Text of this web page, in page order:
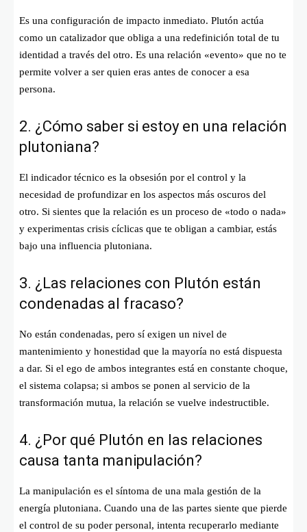
Es una configuración de impacto inmediato. Plutón actúa
como un catalizador que obliga a una redefinición total de tu
identidad a través del otro. Es una relación «evento» que no te
permite volver a ser quien eras antes de conocer a esa
persona.
2. ¿Cómo saber si estoy en una relación
plutoniana?
El indicador técnico es la obsesión por el control y la
necesidad de profundizar en los aspectos más oscuros del
otro. Si sientes que la relación es un proceso de «todo o nada»
y experimentas crisis cíclicas que te obligan a cambiar, estás
bajo una influencia plutoniana.
3. ¿Las relaciones con Plutón están
condenadas al fracaso?
No están condenadas, pero sí exigen un nivel de
mantenimiento y honestidad que la mayoría no está dispuesta
a dar. Si el ego de ambos integrantes está en constante choque,
el sistema colapsa; si ambos se ponen al servicio de la
transformación mutua, la relación se vuelve indestructible.
4. ¿Por qué Plutón en las relaciones
causa tanta manipulación?
La manipulación es el síntoma de una mala gestión de la
energía plutoniana. Cuando una de las partes siente que pierde
el control de su poder personal, intenta recuperarlo mediante